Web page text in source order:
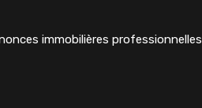
immobilières professionnelles